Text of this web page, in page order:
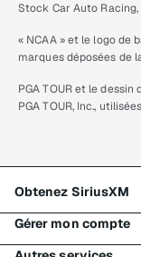
Stock Car Auto Racing,
« NCAA » et le logo de
marques déposées de
PGA TOUR et le
PGA TOUR, Inc.,
Obtenez SiriusXM
Tous les forfaits
Gérer mon compte